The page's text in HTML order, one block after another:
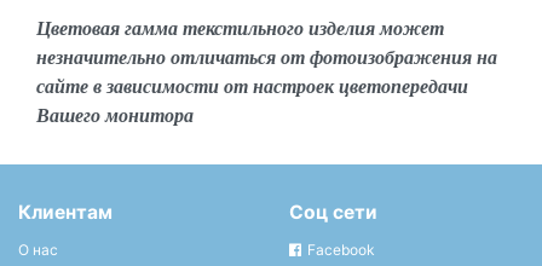
Цветовая гамма текстильного изделия может
незначительно отличаться от фотоизображения на
сайте в зависимости от настроек цветопередачи
Вашего монитора
Клиентам
О нас
Соц сети
Facebook